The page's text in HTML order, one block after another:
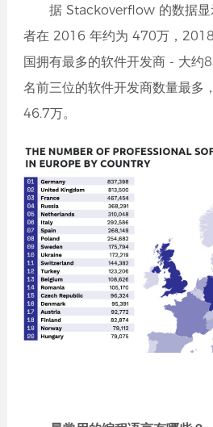
据 Stackoverflow 的数据显
者在 2016 年约为 470万，
国拥有最多的软件开发商 - 大约
名前三位的软件开发商数量最多
46.7万。